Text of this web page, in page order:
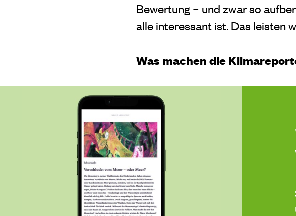
Bewertung – und zwar so
alle interessant ist. Das leisten
Was machen die